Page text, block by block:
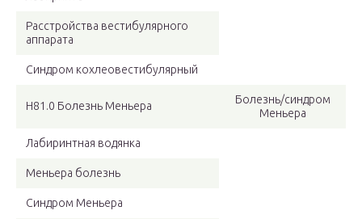
Расстройства вестибулярного
аппарата
Синдром кохлеовестибулярный
H81.0 Болезнь Меньера
Болезнь/синдром
Меньера
Лабиринтная водянка
Меньера болезнь
Синдром Меньера